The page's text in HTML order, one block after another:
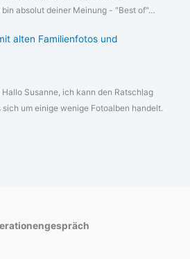
absolut deiner Meinung - "Best of"…
alten Familienfotos und
Hallo Susanne, ich kann den Ratschlag
um einige wenige Fotoalben handelt.